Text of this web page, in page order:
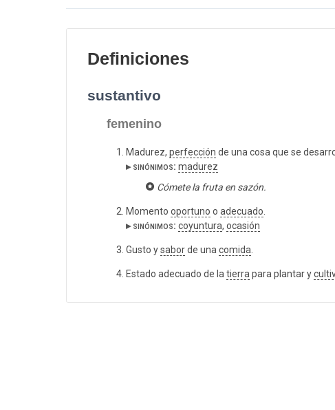
Definiciones
sustantivo
femenino
Madurez, perfección de una cosa que se
▸ sinónimos: madurez
Cómete la fruta en sazón.
Momento oportuno o adecuado.
▸ sinónimos: coyuntura, ocasión
Gusto ysaborde unacomida.
Estado adecuado de latierrapara plantar y